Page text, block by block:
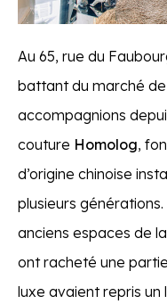
Au 65, rue du
battant du marché de
accompagnions
couture Homolog,
d’origine chinoise
plusieurs
anciens espaces de
ont racheté une
luxe avaient repris